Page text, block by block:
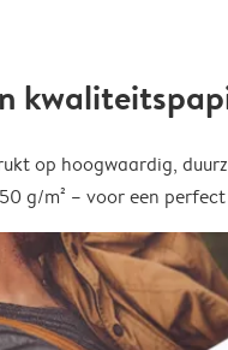
op hoogwaardig,
g/m² – voor een